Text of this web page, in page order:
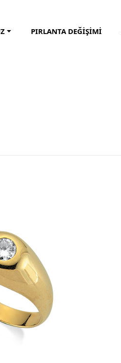
PIRLANTA DEĞİŞİMİ